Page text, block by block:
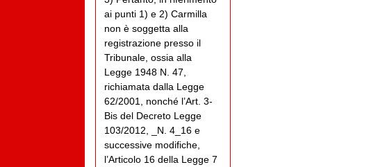
ai punti 1) e 2) Carmilla
non è soggetta alla
registrazione presso il
Tribunale, ossia alla
Legge 1948 N. 47,
richiamata dalla Legge
62/2001, nonché l’Art. 3-
Bis del Decreto Legge
103/2012, _N. 4_16 e
successive modifiche,
l’Articolo 16 della Legge 7